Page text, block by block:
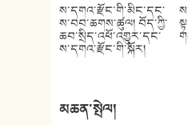
ས་དགའ་རྫོང་གི་མིང་དང་
ས་བབ་ཆགས་ཚུལ། བོད་ཀྱི་
ཆབ་སྲིད་འཕོ་འགྱུར་དང་
ས་དགའ་རྫོང་གི་སྐོར།
མཆན་སྤེལ།